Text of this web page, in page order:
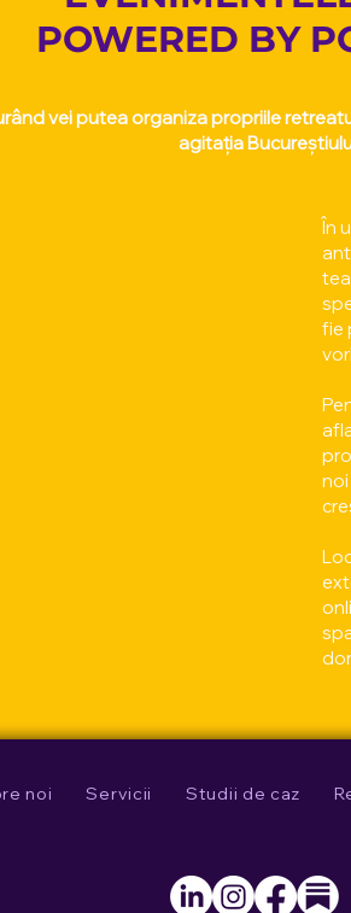
POWERED BY
vei putea organiza propriile
agitația
În
fie
noi Servicii Studii de caz